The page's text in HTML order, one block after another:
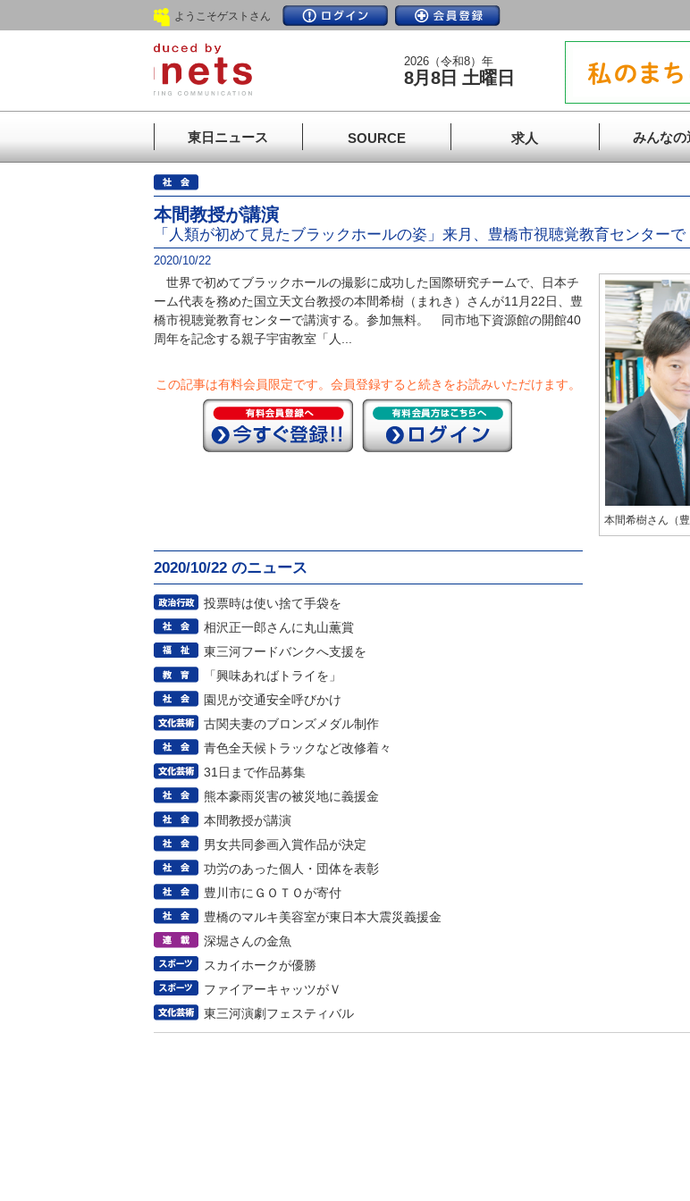
ようこそゲストさん
2026（令和8）年
8月8日 土曜日
東日ニュース SOURCE 求人 みんなの
本間教授が講演
「人類が初めて見たブラックホールの姿」来月、豊橋市視聴覚教育センターで
2020/10/22
世界で初めてブラックホールの撮影に成功した国際研究チームで、日本チ
ーム代表を務めた国立天文台教授の本間希樹（まれき）さんが11月22日、豊
橋市視聴覚教育センターで講演する。参加無料。 同市地下資源館の開館40
周年を記念する親子宇宙教室「人...
この記事は有料会員限定です。 会員登録すると続きをお読みいただけます。
2020/10/22 のニュース
投票時は使い捨て手袋を
相沢正一郎さんに丸山薫賞
東三河フードバンクへ支援を
「興味あればトライを」
園児が交通安全呼びかけ
古関夫妻のブロンズメダル制作
青色全天候トラックなど改修着々
31日まで作品募集
熊本豪雨災害の被災地に義援金
本間教授が講演
男女共同参画入賞作品が決定
功労のあった個人・団体を表彰
豊川市にＧＯＴＯが寄付
豊橋のマルキ美容室が東日本大震災義援金
深堀さんの金魚
スカイホークが優勝
ファイアーキャッツがＶ
東三河演劇フェスティバル
本間希樹さん（豊